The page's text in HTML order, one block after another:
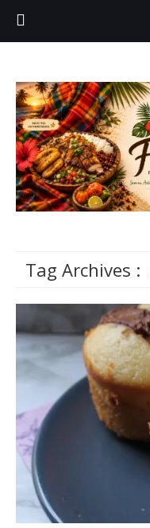
Tag Archives :